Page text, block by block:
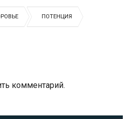
ПОТЕНЦИЯ
комментарий.